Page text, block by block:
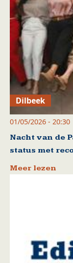
Dilbeek
01/05/2026 - 20:30
Nacht van de
status met
Meer lezen